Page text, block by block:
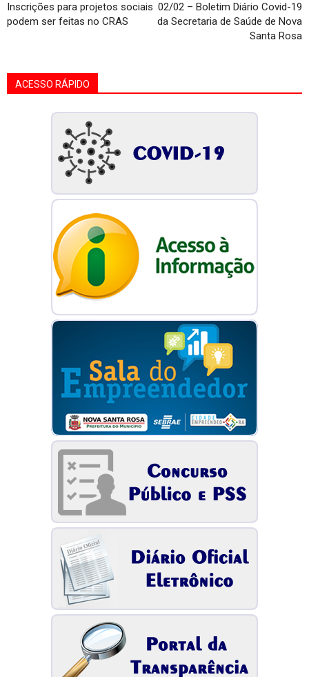
Inscrições para projetos sociais
podem ser feitas no CRAS
02/02 – Boletim Diário Covid-19
da Secretaria de Saúde de Nova
Santa Rosa
ACESSO RÁPIDO